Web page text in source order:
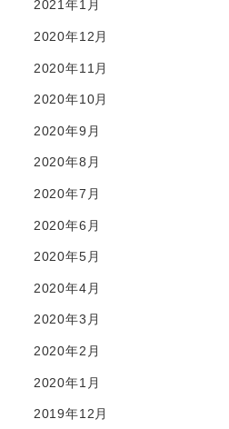
2021年1月
2020年12月
2020年11月
2020年10月
2020年9月
2020年8月
2020年7月
2020年6月
2020年5月
2020年4月
2020年3月
2020年2月
2020年1月
2019年12月